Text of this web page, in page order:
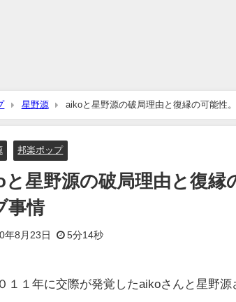
星野源 aikoと星野源の破局理由と復縁の可能性
邦楽ポップ
と星野源の破局理由と復縁
事情
年8月23日 5分14秒
１１年に交際が発覚したaikoさんと星野源